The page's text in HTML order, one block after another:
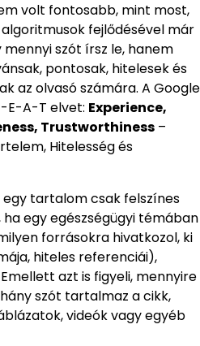
volt fontosabb, mint most,
fejlődésével már
szót írsz le, hanem
pontosak, hitelesek és
az olvasó számára. A Google
E-A-T elvet: Experience,
Trustworthiness –
Hitelesség és
egy tartalom csak felszínes
egy egészségügyi témában
forrásokra hivatkozol, ki
hiteles referenciái),
azt is figyeli, mennyire
szót tartalmaz a cikk,
videók vagy egyéb